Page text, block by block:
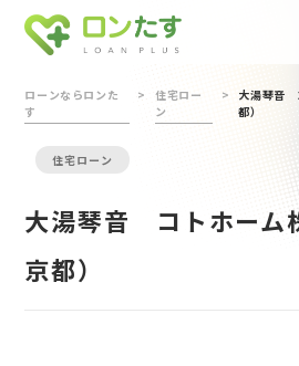
ローンならロンた
す
住宅ロー
ン
大湯琴音
都）
住宅ローン
大湯琴音 コトホー
京都）